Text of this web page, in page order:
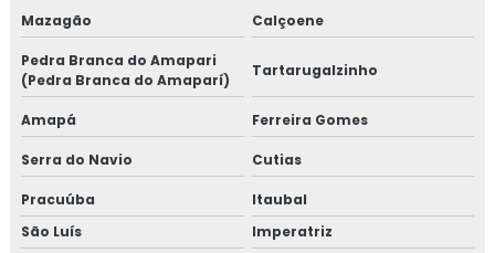
Mazagão Calçoene
Pedra Branca do Amapari
(Pedra Branca do Amaparí)
Tartarugalzinho
Amapá Ferreira Gomes
Serra do Navio Cutias
Pracuúba
Itaubal
São Luís
Imperatriz